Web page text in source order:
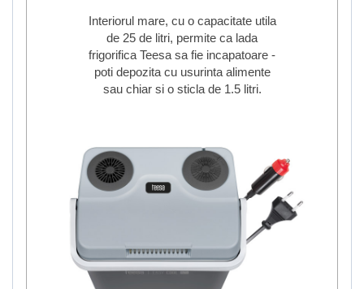
Interiorul mare, cu o capacitate utila
de 25 de litri, permite ca lada
frigorifica Teesa sa fie incapatoare -
poti depozita cu usurinta alimente
sau chiar si o sticla de 1.5 litri.